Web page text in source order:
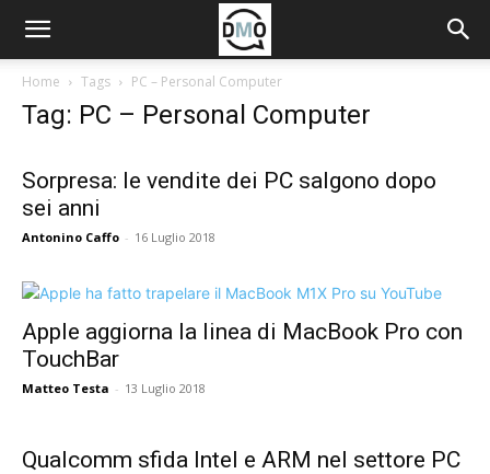
Home Tags PC – Personal Computer
Tag: PC – Personal Computer
Sorpresa: le vendite dei PC salgono dopo
sei anni
Antonino Caffo - 16 Luglio 2018
Apple aggiorna la linea di MacBook Pro con
TouchBar
Matteo Testa - 13 Luglio 2018
Qualcomm sfida Intel e ARM nel settore PC